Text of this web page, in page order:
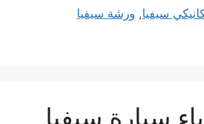
سيفيا, ورشة سيفيا
سيارة سيفيا